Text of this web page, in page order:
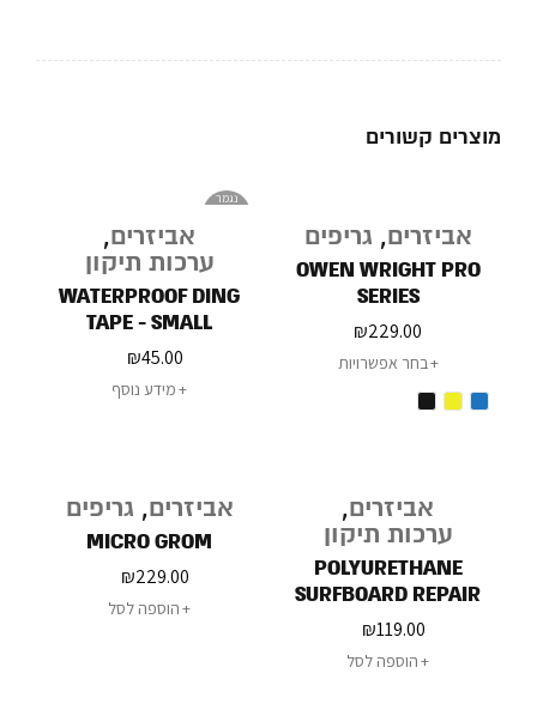
מוצרים קשורים
אביזרים, גריפים
OWEN WRIGHT PRO
SERIES
₪229.00
בחר אפשרויות
נגמר
אביזרים,
ערכות תיקון
WATERPROOF DING
TAPE - SMALL
₪45.00
מידע נוסף
אביזרים,
ערכות תיקון
POLYURETHANE
SURFBOARD REPAIR
KIT
₪119.00
הוספה לסל
אביזרים, גריפים
MICRO GROM
₪229.00
הוספה לסל